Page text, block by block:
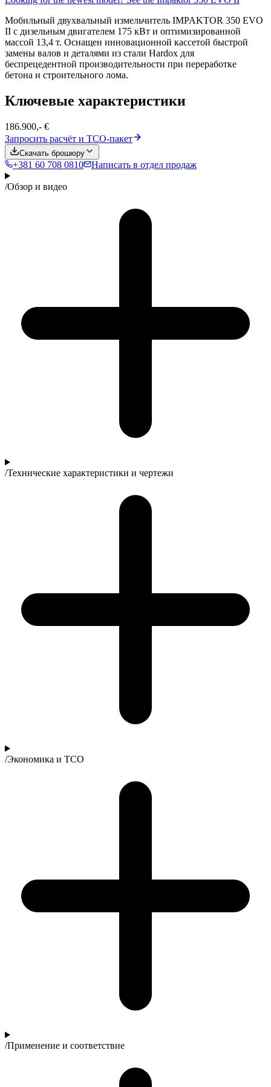
Мобильный двухвальный измельчитель IMPAKTOR 350 EVO
II с дизельным двигателем 175 кВт и оптимизированной
массой 13,4 т. Оснащен инновационной кассетой быстрой
замены валов и деталями из стали Hardox для
беспрецедентной производительности при переработке
бетона и строительного лома.
Ключевые характеристики
186.900,- €
Запросить расчёт и TCO-пакет
Скачать брошюру
+381 60 708 0810 Написать в отдел продаж
/Обзор и видео
/Технические характеристики и чертежи
/Экономика и TCO
/Применение и соответствие